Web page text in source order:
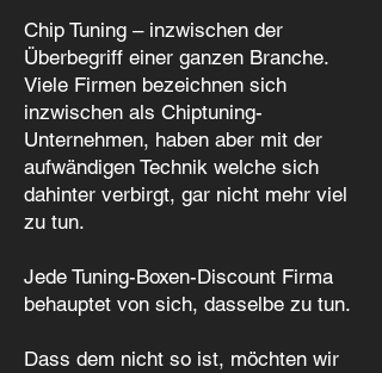
Chip Tuning – inzwischen der
Überbegriff einer ganzen Branche.
Viele Firmen bezeichnen sich
inzwischen als Chiptuning-
Unternehmen, haben aber mit der
aufwändigen Technik welche sich
dahinter verbirgt, gar nicht mehr viel
zu tun.
Jede Tuning-Boxen-Discount Firma
behauptet von sich, dasselbe zu tun.
Dass dem nicht so ist, möchten wir